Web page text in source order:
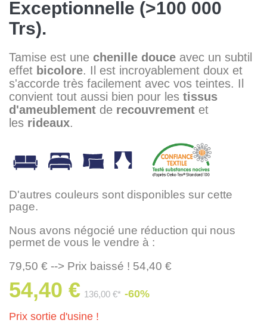
Exceptionnelle (>100 000
Trs).
Tamise est une chenille douce avec un subtil
effet bicolore. Il est incroyablement doux et
s'accorde très facilement avec vos teintes. Il
convient tout aussi bien pour les tissus
d'ameublement de recouvrement et
les rideaux.
D'autres couleurs sont disponibles sur cette
page.
Nous avons négocié une réduction qui nous
permet de vous le vendre à :
79,50 € --> Prix baissé ! 54,40 €
54,40 € 136,00 €* -60%
Prix sortie d'usine !